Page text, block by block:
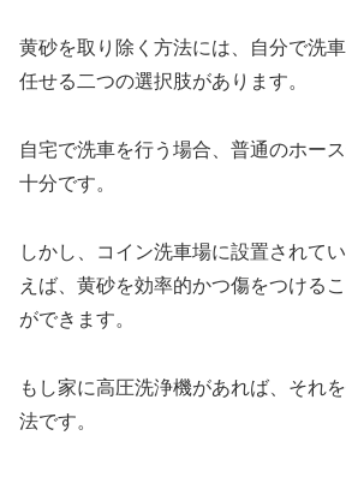
黄砂を取り除く方法には、自分で洗
任せる二つの選択肢があります。
自宅で洗車を行う場合、普通のホー
十分です。
しかし、コイン洗車場に設置されて
えば、黄砂を効率的かつ傷をつける
ができます。
もし家に高圧洗浄機があれば、それ
法です。